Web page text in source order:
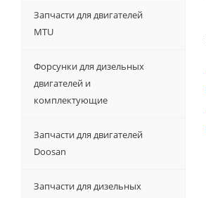
Запчасти для двигателей
MTU
Форсунки для дизельных
двигателей и
комплектующие
Запчасти для двигателей
Doosan
Запчасти для дизельных